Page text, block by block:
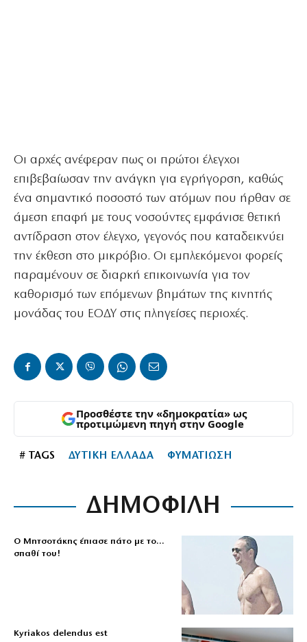
Οι αρχές ανέφεραν πως οι πρώτοι έλεγχοι
επιβεβαίωσαν την ανάγκη για εγρήγορση, καθώς
ένα σημαντικό ποσοστό των ατόμων που ήρθαν σε
άμεση επαφή με τους νοσούντες εμφάνισε θετική
αντίδραση στον έλεγχο, γεγονός που καταδεικνύει
την έκθεση στο μικρόβιο. Οι εμπλεκόμενοι φορείς
παραμένουν σε διαρκή επικοινωνία για τον
καθορισμό των επόμενων βημάτων της κινητής
μονάδας του ΕΟΔΥ στις πληγείσες περιοχές.
Προσθέστε την «δημοκρατία» ως
προτιμώμενη πηγή στην Google
# TAGS ΔΥΤΙΚΗ ΕΛΛΑΔΑ ΦΥΜΑΤΙΩΣΗ
ΔΗΜΟΦΙΛΗ
Ο Μητσοτάκης έπιασε πάτο με το…
σπαθί του!
Kyriakos delendus est